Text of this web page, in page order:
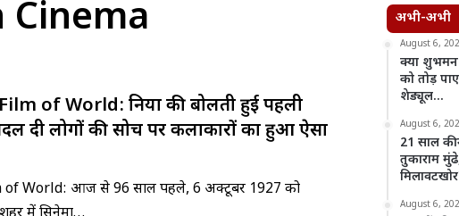
of World: दुनिया की बोलती हुई पहली
दी लोगों की सोच पर कलाकारों का हुआ ऐसा
of World: आज से 96 साल पहले, 6 अक्टूबर 1927 को
अभी-अभी
August 6,
क्या शुभमन
को तोड़
शेड्यूल…
August 6,
21 साल
तुकाराम
August 6,